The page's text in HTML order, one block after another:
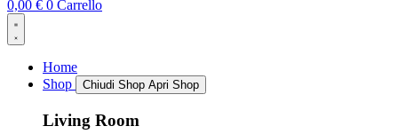
0,00 € 0 Carrello
Home
Shop
Chiudi Shop Apri Shop
Living Room